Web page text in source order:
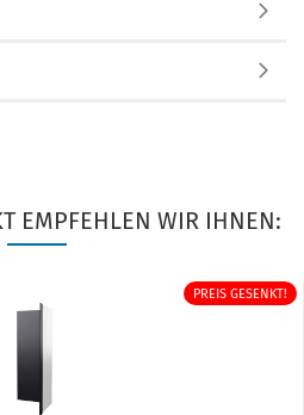
EMPFEHLEN WIR IHNEN:
PREIS GESENKT!